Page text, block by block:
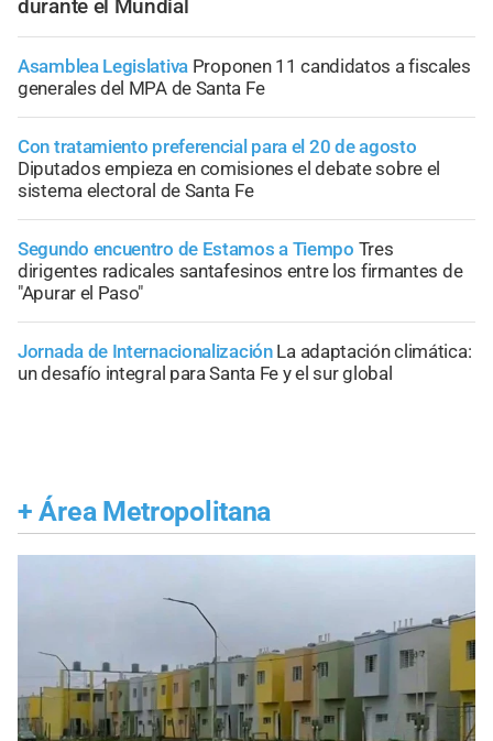
durante el Mundial
Asamblea Legislativa Proponen 11 candidatos a fiscales
generales del MPA de Santa Fe
Con tratamiento preferencial para el 20 de agosto
Diputados empieza en comisiones el debate sobre el
sistema electoral de Santa Fe
Segundo encuentro de Estamos a Tiempo Tres
dirigentes radicales santafesinos entre los firmantes de
"Apurar el Paso"
Jornada de Internacionalización La adaptación climática:
un desafío integral para Santa Fe y el sur global
+ Área Metropolitana